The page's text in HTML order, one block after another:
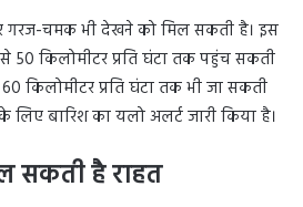
गरज-चमक भी देखने को मिल सकती है। इस
50 किलोमीटर प्रति घंटा तक पहुंच सकती
किलोमीटर प्रति घंटा तक भी जा सकती
लिए बारिश का यलो अलर्ट जारी किया है।
सकती है राहत